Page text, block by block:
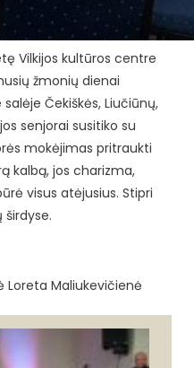
Vilkijos kultūros centre
žmonių dienai
Čekiškės, Liučiūnų,
senjorai susitiko su
mokėjimas pritraukti
kalbą, jos charizma,
visus atėjusius. Stipri
širdyse.
Loreta Maliukevičienė